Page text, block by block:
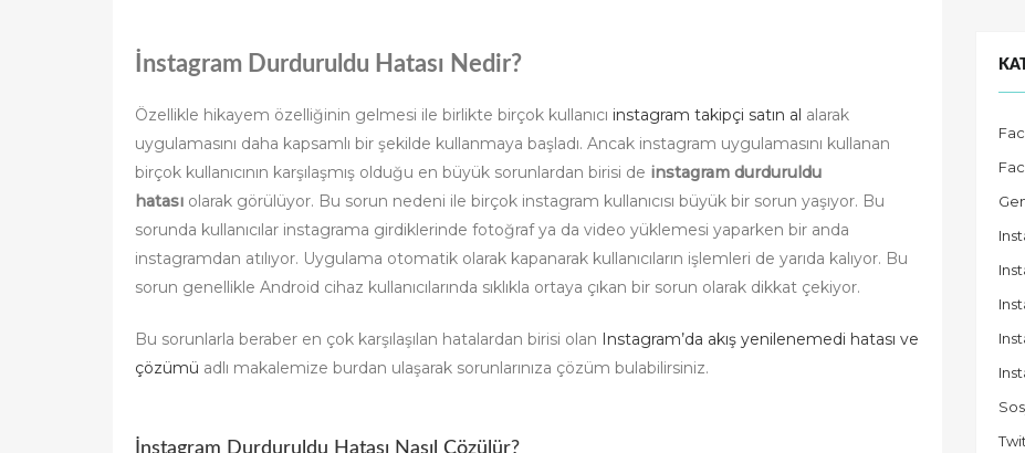
İnstagram Durduruldu Hatası Nedir?
Özellikle hikayem özelliğinin gelmesi ile birlikte birçok kullanıcı instagram takipçi satın al alarak
uygulamasını daha kapsamlı bir şekilde kullanmaya başladı. Ancak instagram uygulamasını kullanan
birçok kullanıcının karşılaşmış olduğu en büyük sorunlardan birisi de instagram durduruldu
hatası olarak görülüyor. Bu sorun nedeni ile birçok instagram kullanıcısı büyük bir sorun yaşıyor. Bu
sorunda kullanıcılar instagrama girdiklerinde fotoğraf ya da video yüklemesi yaparken bir anda
instagramdan atılıyor. Uygulama otomatik olarak kapanarak kullanıcıların işlemleri de yarıda kalıyor. Bu
sorun genellikle Android cihaz kullanıcılarında sıklıkla ortaya çıkan bir sorun olarak dikkat çekiyor.
Bu sorunlarla beraber en çok karşılaşılan hatalardan birisi olan Instagram’da akış yenilenemedi hatası ve
çözümü adlı makalemize burdan ulaşarak sorunlarınıza çözüm bulabilirsiniz.
İnstagram Durduruldu Hatası Nasıl Çözülür?